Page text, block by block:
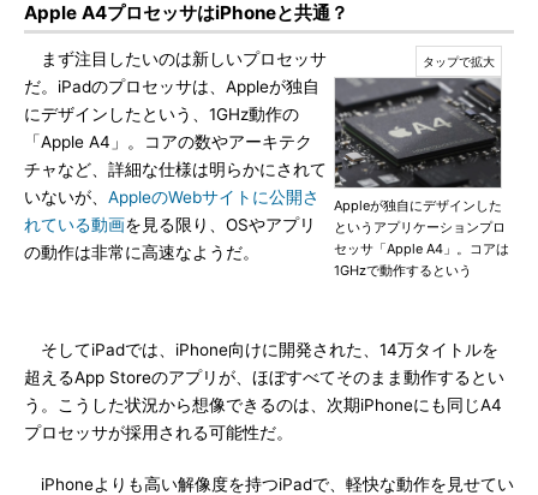
Apple A4プロセッサはiPhoneと共通？
Appleが独自にデザインした
というアプリケーションプロ
セッサ「Apple A4」。コアは
1GHzで動作するという
まず注目したいのは新しいプロセッサ
だ。iPadのプロセッサは、Appleが独自
にデザインしたという、1GHz動作の
「Apple A4」。コアの数やアーキテク
チャなど、詳細な仕様は明らかにされて
いないが、 AppleのWebサイトに公開さ
れている動画を見る限り、OSやアプリ
の動作は非常に高速なようだ。
そしてiPadでは、iPhone向けに開発された、14万タイトルを
超えるApp Storeのアプリが、ほぼすべてそのまま動作するとい
う。こうした状況から想像できるのは、次期iPhoneにも同じA4
プロセッサが採用される可能性だ。
iPhoneよりも高い解像度を持つiPadで、軽快な動作を見せてい